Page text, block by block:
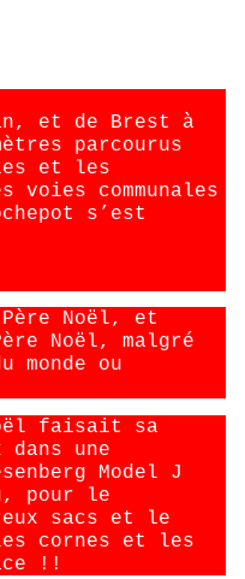
et de Brest à
parcourus
et les
voies communales
s’est
Noël, et
Noël, malgré
monde ou
faisait sa
une
Model J
pour le
sacs et le
les cornes et les
!!